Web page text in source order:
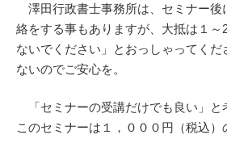
澤田行政書士事務所は、セミナー後
絡をする事もありますが、大抵は１～
ないでください」とおっしゃってくだ
ないのでご安心を。
「セミナーの受講だけでも良い」と
このセミナーは１，０００円（税込）